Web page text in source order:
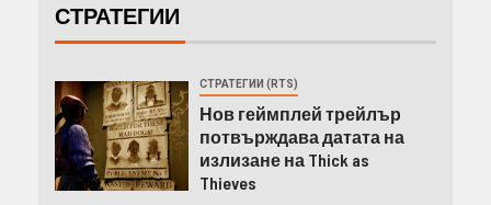
СТРАТЕГИИ
СТРАТЕГИИ (RTS)
Нов геймплей трейлър
потвърждава датата на
излизане на Thick as
Thieves